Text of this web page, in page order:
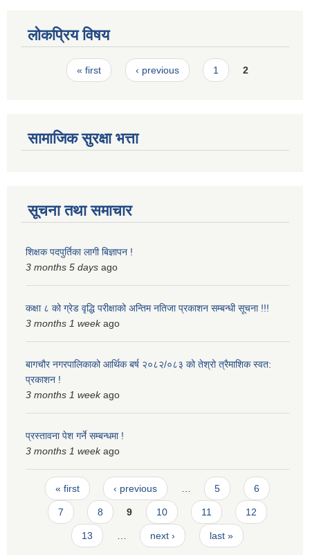
लोकप्रिय विषय
Pages« first ‹ previous 1 2
सामाजिक सुरक्षा भत्ता
सूचना तथा समाचार
शिक्षक पदपुर्तिका लागी बिज्ञापन !
3 months 5 days ago
कक्षा ८ को ग्रेड वृद्धि परीक्षाको अन्तिम नतिजा प्रकाशन सम्बन्धी सूचना !!!
3 months 1 weekago
बागचौर नगरपालिकाको आर्थिक बर्ष २०८२/०८३ को तेश्रो त्रैमाशिक स्वत:
प्रकाशन !
3 months 1 weekago
प्रस्तावना पेश गर्ने सम्बन्धमा !
3 months 1 weekago
Pages
« first ‹ previous … 5 6
7 8 9 10 11 12
13 … next › last »